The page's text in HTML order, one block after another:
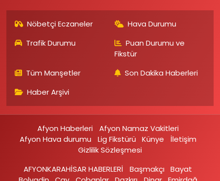
Nöbetçi Eczaneler
Hava Durumu
Trafik Durumu
Puan Durumu ve
Fikstür
Tüm Manşetler
Son Dakika Haberleri
Haber Arşivi
Afyon Haberleri
Afyon Namaz Vakitleri
Afyon Hava durumu
Lig Fikstürü Künye
İletişim
Gizlilik Sözleşmesi
AFYONKARAHİSAR HABERLERİ
Başmakçı
Bayat